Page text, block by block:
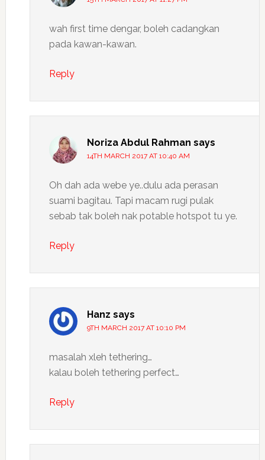
wah first time dengar, boleh cadangkan
pada kawan-kawan.
Reply
Noriza Abdul Rahman says
14TH MARCH 2017 AT 10:40 AM
Oh dah ada webe ye..dulu ada perasan
suami bagitau. Tapi macam rugi pulak
sebab tak boleh nak potable hotspot tu ye.
Reply
Hanz says
9TH MARCH 2017 AT 10:10 PM
masalah xleh tethering…
kalau boleh tethering perfect…
Reply